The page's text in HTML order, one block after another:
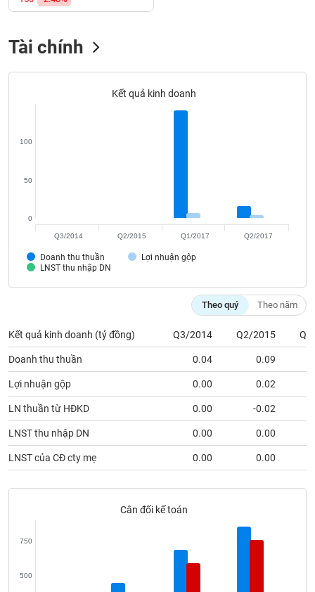
Tài chính
Kết quả kinh doanh
Doanh thu thuần
Lợi nhuận gộp
LNST thu nhập DN
0
50
100
Q3/2014 Q2/2015 Q1/2017 Q2/2017
Theo quý Theo năm
Kết quả kinh doanh (tỷ đồng) Q3/2014 Q2/2015
Doanh thu thuần 0.04 0.09
Lợi nhuận gộp 0.00 0.02
LN thuần từ HĐKD 0.00 -0.02
LNST thu nhập DN 0.00 0.00
LNST của CĐ cty mẹ 0.00 0.00
Cân đối kế toán
500
750
SÓC
TÀI
THÔNG
TIN
TRUYỀN
THÔNG
TIỆN
ÍCH
ĐỘNG
Mã